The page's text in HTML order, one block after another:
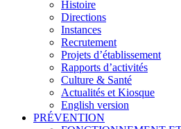
Histoire
Directions
Instances
Recrutement
Projets d’établissement
Rapports d’activités
Culture & Santé
Actualités et Kiosque
English version
PRÉVENTION